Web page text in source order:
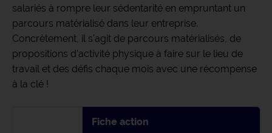
salariés à rompre leur sédentarité en empruntant un
parcours matérialisé dans leur entreprise.
Concrètement, il s'agit de parcours matérialisés, de
propositions d'activité physique à faire sur le lieu de
travail et des défis chaque mois avec une récompense
à la clé !
Fiche action